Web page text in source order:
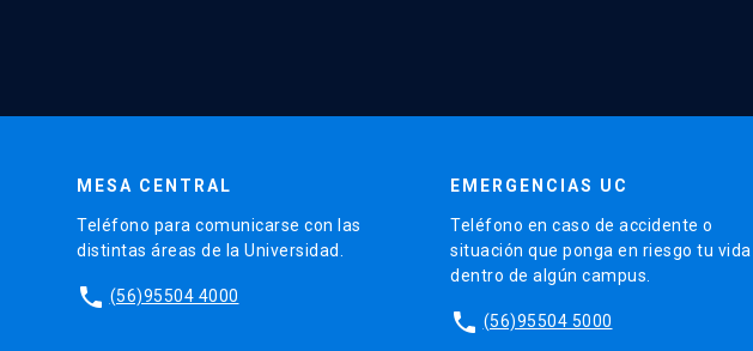
MESA CENTRAL
Teléfono para comunicarse con las
distintas áreas de la Universidad.
phone (56)95504 4000
EMERGENCIAS UC
Teléfono en caso de accidente o
situación que ponga en riesgo tu vida
dentro de algún campus.
phone (56)95504 5000